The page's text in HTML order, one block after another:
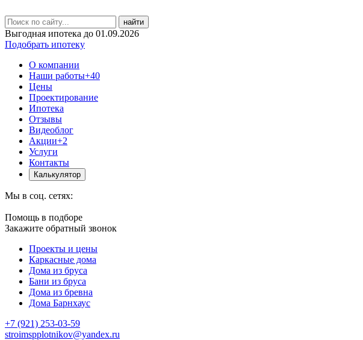
найти
Выгодная ипотека до 01.09.2026
Подобрать ипотеку
О компании
Наши работы+40
Цены
Проектирование
Ипотека
Отзывы
Видеоблог
Акции+2
Услуги
Контакты
Калькулятор
Мы в соц. сетях:
Помощь в подборе
Закажите обратный звонок
Проекты и цены
Каркасные дома
Дома из бруса
Бани из бруса
Дома из бревна
Дома Барнхаус
+7 (921) 253-03-59
stroimspplotnikov@yandex.ru